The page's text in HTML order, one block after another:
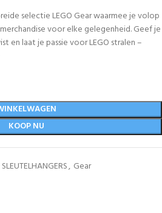
selectie LEGO Gear waarmee je volop
voor elke gelegenheid. Geef je
en laat je passie voor LEGO stralen –
KOOP NU
, Gear